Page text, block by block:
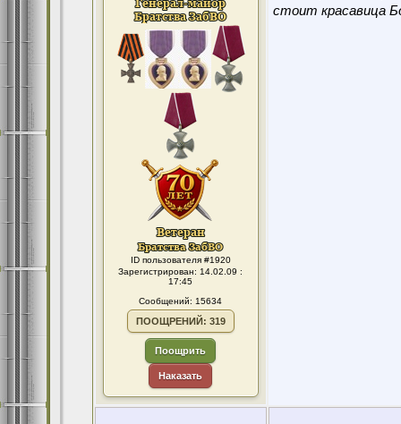
ID пользователя #1920
Зарегистрирован: 14.02.09 :
17:45
Сообщений: 15634
ПООЩРЕНИЙ: 319
Поощрить
Наказать
стоит красавица